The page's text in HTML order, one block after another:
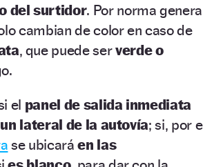
del surtidor. Por norma
cambian de color en caso de
, que puede serverde o
el panel de salida inmediata
lateral de la autovía; si, por
se ubicaráen las